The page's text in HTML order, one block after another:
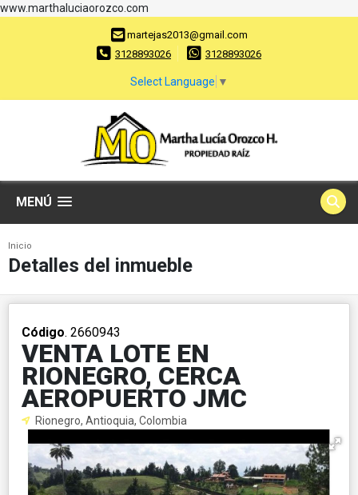
www.marthaluciaorozco.com
martejas2013@gmail.com
3128893026
3128893026
Select Language ▼
MENÚ
Inicio
Detalles del inmueble
Código. 2660943
VENTA LOTE EN
RIONEGRO, CERCA
AEROPUERTO JMC
Rionegro, Antioquia, Colombia